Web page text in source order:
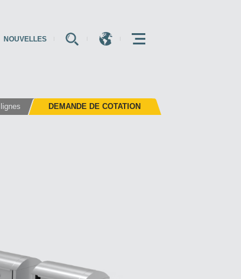
NOUVELLES E E E
lignes DEMANDE DE COTATION